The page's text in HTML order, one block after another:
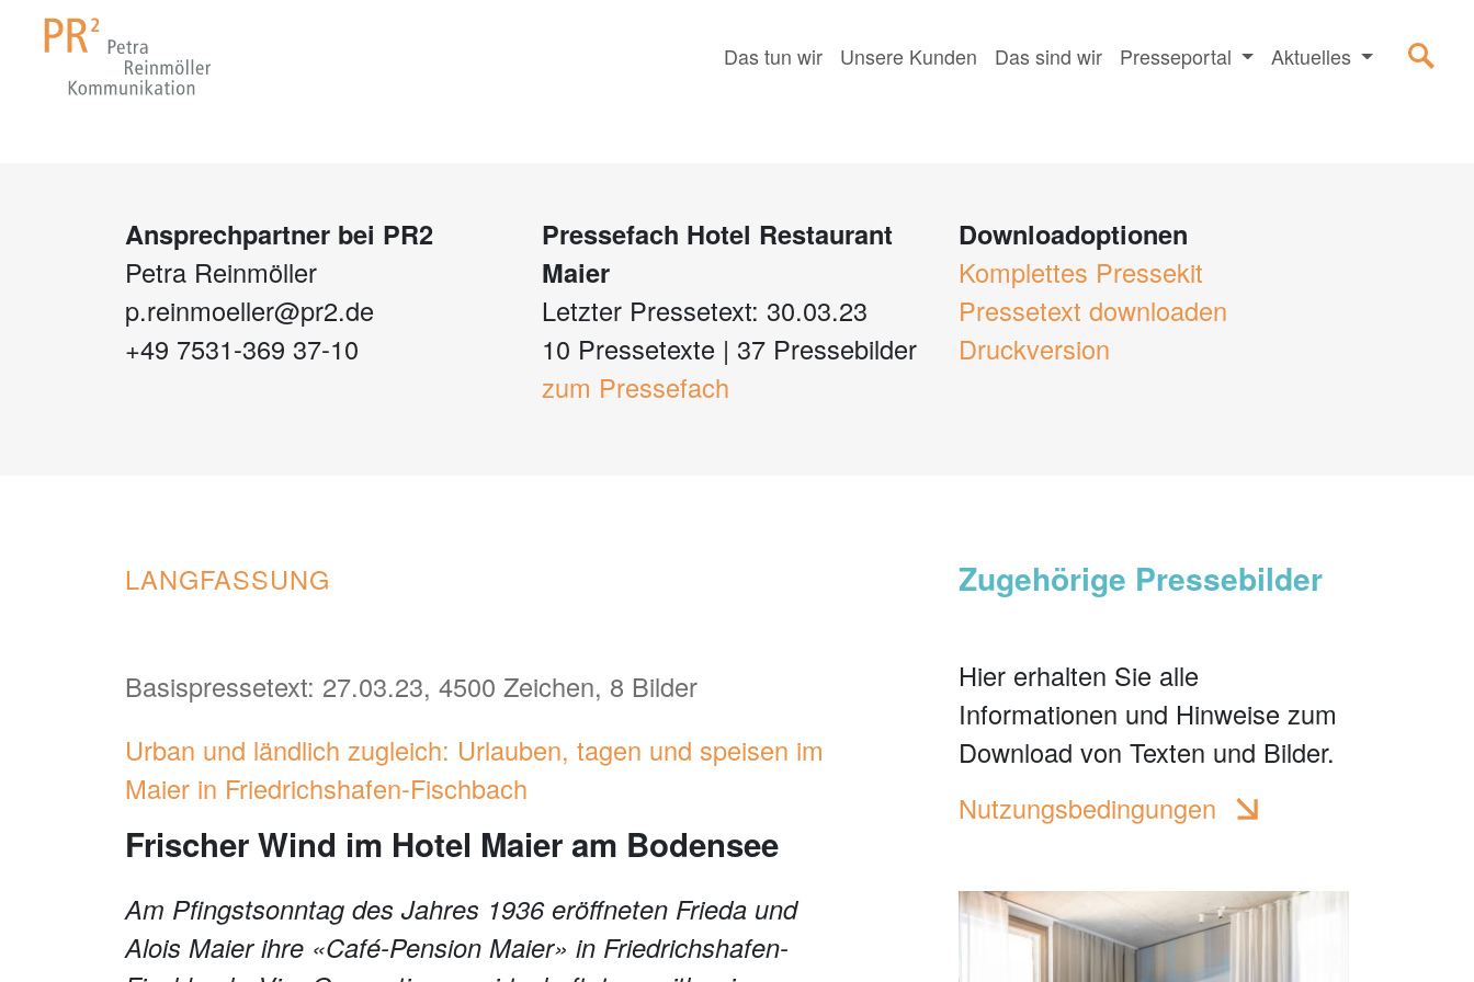
Das tun wir Unsere Kunden Das sind wir Presseportal Aktuelles
Ansprechpartner bei PR2
Petra Reinmöller
p.reinmoeller@pr2.de
+49 7531-369 37-10
Pressefach Hotel Restaurant
Maier
Letzter Pressetext: 30.03.23
10 Pressetexte | 37 Pressebilder
zum Pressefach
Downloadoptionen
Komplettes Pressekit
Pressetext downloaden
Druckversion
LANGFASSUNG
Basispressetext: 27.03.23, 4500 Zeichen, 8 Bilder
Urban und ländlich zugleich: Urlauben, tagen und speisen im
Maier in Friedrichshafen-Fischbach
Frischer Wind im Hotel Maier am Bodensee
Am Pfingstsonntag des Jahres 1936 eröffneten Frieda und
Alois Maier ihre «Café-Pension Maier» in Friedrichshafen-
Zugehörige Pressebilder
Hier erhalten Sie alle
Informationen und Hinweise zum
Download von Texten und Bilder.
Nutzungsbedingungen